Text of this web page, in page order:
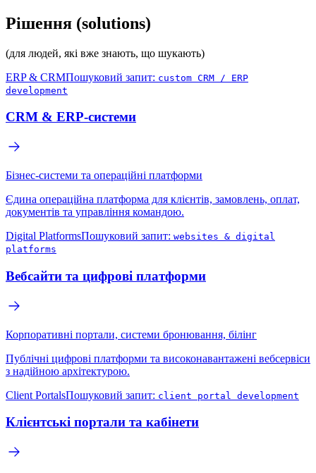
Рішення (solutions)
(для людей, які вже знають, що шукають)
ERP & CRMПошуковий запит: custom CRM / ERP
development
CRM & ERP-системи
Бізнес-системи та операційні платформи
Єдина операційна платформа для клієнтів, замовлень, оплат,
документів та управління командою.
Digital PlatformsПошуковий запит: websites & digital
platforms
Вебсайти та цифрові платформи
Корпоративні портали, системи бронювання, білінг
Публічні цифрові платформи та високонавантажені вебсервіси
з надійною архітектурою.
Client PortalsПошуковий запит: client portal development
Клієнтські портали та кабінети